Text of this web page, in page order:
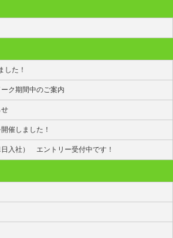
した！
ク期間中のご案内
催しました！
日入社） エントリー受付中です！